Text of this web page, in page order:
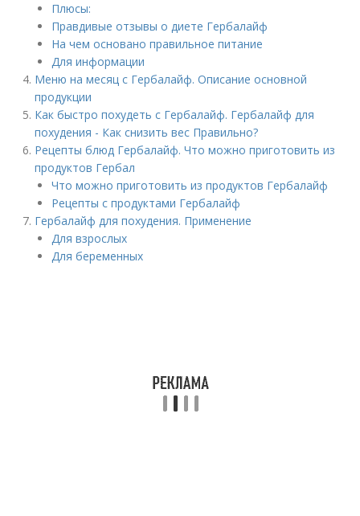
Плюсы:
Правдивые отзывы о диете Гербалайф
На чем основано правильное питание
Для информации
Меню на месяц с Гербалайф. Описание основной
продукции
Как быстро похудеть с Гербалайф. Гербалайф для
похудения - Как снизить вес Правильно?
Рецепты блюд Гербалайф. Что можно приготовить из
продуктов Гербал
Что можно приготовить из продуктов Гербалайф
Рецепты с продуктами Гербалайф
Гербалайф для похудения. Применение
Для взрослых
Для беременных